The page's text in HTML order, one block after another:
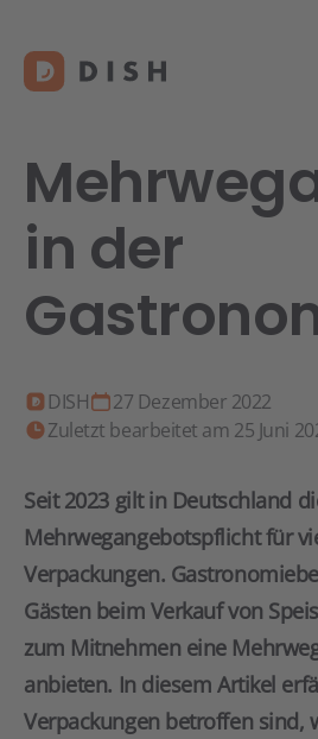
in der
DISH
27 Dezember 2022
Zuletzt bearbeitet am 25 Juni
Seit 2023 gilt in Deutschland
Mehrwegangebotspflicht für
Verpackungen.
Gästen beim Verkauf von
zum Mitnehmen eine
anbieten. In diesem Artikel
Verpackungen betroffen sind,